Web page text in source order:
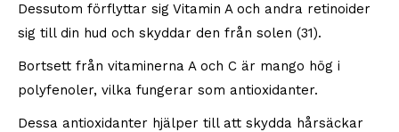
Dessutom förflyttar sig Vitamin A och andra retinoider
sig till din hud och skyddar den från solen (31).
Bortsett från vitaminerna A och C är mango hög i
polyfenoler, vilka fungerar som antioxidanter.
Dessa antioxidanter hjälper till att skydda hårsäckar